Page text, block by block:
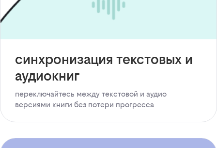
синхронизация текстовых и
аудиокниг
переключайтесь между текстовой и аудио
версиями книги без потери прогресса